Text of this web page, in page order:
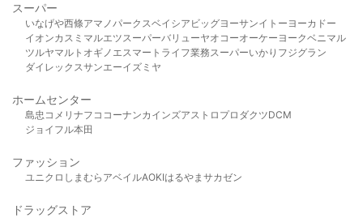
スーパー
いなげや西條アマノパークスベイシア ビッグヨーサンイトーヨーカドー
イオンカスミ マルエツスーパーバリューヤオコーオーケー ヨークベニマル
ツルヤマルト オギノ エスマート ライフ業務スーパーいかり フジグラン
ダイレックスサンエーイズミヤ
ホームセンター
島忠 コメリ ナフコ コーナンカインズアストロプロダクツDCM
ジョイフル本田
ファッション
ユニクロ しまむら アベイルAOKIはるやま サカゼン
ドラッグストア